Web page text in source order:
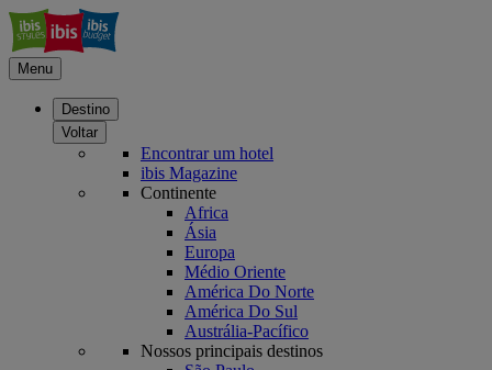
Menu
Destino
Voltar
Encontrar um hotel
ibis Magazine
Continente
Africa
Ásia
Europa
Médio Oriente
América Do Norte
América Do Sul
Austrália-Pacífico
Nossos principais destinos